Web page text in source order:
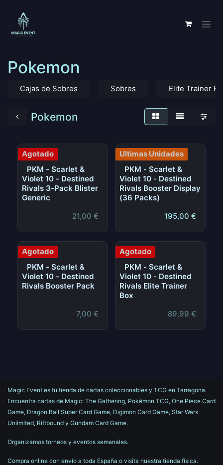
Pokemon
Cajas de Sobres Sobres Elite Trainer
Pokemon
Agotado
PKM - Scarlet &
Violet 10 - Destined
Rivals 3-Pack Blister
Generic
21,00 €
Ultimas Unidades
PKM - Scarlet &
Violet 10 - Destined
Rivals Booster Display
(36 Packs)
195,00 €
Agotado
PKM - Scarlet &
Violet 10 - Destined
Rivals Booster Pack
7,00 €
Agotado
PKM - Scarlet &
Violet 10 - Destined
Rivals Elite Trainer
Box
89,99 €
Magic Event es tu tienda de cartas coleccionables y TCG en Tarragona.
Encuentra cartas de Magic: The Gathering, Pokémon TCG, One Piece Card
Game, Dragon Ball Super Card Game, Digimon Card Game, Star Wars
Unlimited, Riftbound y Gundam Card Game.
Organizamos torneos y eventos semanales.
Compra online con envío a toda España o visita nuestra tienda física.